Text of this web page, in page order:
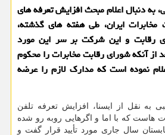
به دنبال اعلام مبحث افزایش تعرفه های
ایران، طی هفته های گذشته،
رقابت و این شرکت بر سر این مورد
از آنکه شورای رقابت مخابرات را محکوم
نموده است که مدارک لازم را عرضه
به نقل از ایسنا، افزایش تعرفه تلفن
هاست که با اما و اگرهایی روبه رو شده
سال جاری مورد تأیید قرار گفت و